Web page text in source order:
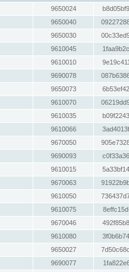
9650024
9650040
9650030
9610045
9610010
9690078
9650073
9610070
9610035
9610066
9670050
9690093
9610015
9670063
9610050
9610075
9670046
9610080
9650027
9690077